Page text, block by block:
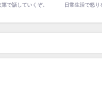
で話していくぞ。 日常生活で怒り